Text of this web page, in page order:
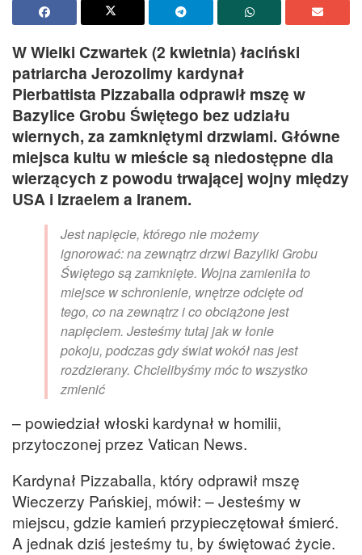
W Wielki Czwartek (2 kwietnia) łaciński
patriarcha Jerozolimy kardynał
Pierbattista Pizzaballa odprawił mszę w
Bazylice Grobu Świętego bez udziału
wiernych, za zamkniętymi drzwiami. Główne
miejsca kultu w mieście są niedostępne dla
wierzących z powodu trwającej wojny między
USA i Izraelem a Iranem.
Jest napięcie, którego nie możemy
ignorować: na zewnątrz drzwi Bazyliki Grobu
Świętego są zamknięte. Wojna zamieniła to
miejsce w schronienie, wnętrze odcięte od
tego, co na zewnątrz i co obciążone jest
napięciem. Jesteśmy tutaj jak w łonie
pokoju, podczas gdy świat wokół nas jest
rozdzierany. Chcielibyśmy móc to wszystko
zmienić
– powiedział włoski kardynał w homilii,
przytoczonej przez Vatican News.
Kardynał Pizzaballa, który odprawił mszę
Wieczerzy Pańskiej, mówił: – Jesteśmy w
miejscu, gdzie kamień przypieczętował śmierć.
A jednak dziś jesteśmy tu, by świętować życie.